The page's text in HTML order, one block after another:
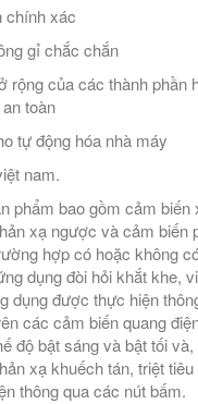
chính xác
gỉ chắc chắn
rộng của các thành phần
toàn
tự động hóa nhà máy
nam.
phẩm bao gồm cảm biến
xạ ngược và cảm biến
hợp có hoặc không
dụng đòi hỏi khắt khe,
dụng được thực hiện
các cảm biến quang
độ bật sáng và bật tối
xạ khuếch tán, triệt
thông qua các nút bấm.